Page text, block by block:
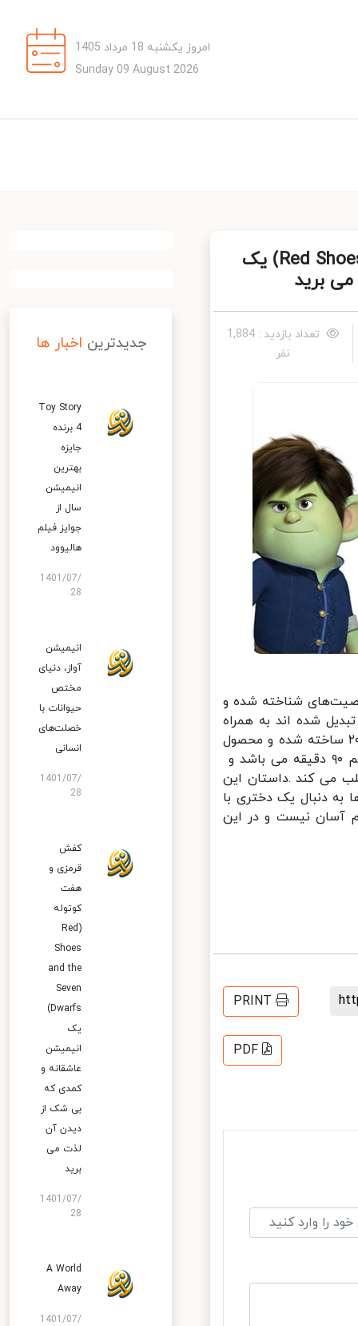
امروز یکشنبه 18 مرداد 1405
Sunday 09 August 2026
کفش قرمزی و هفت کوتوله (Red Shoes and the Seven Dwarfs) یک
برید
تعداد بازدید : 1,884
نفر
شناخته شده و
شده اند به همراه
دوستان خود به مبارزه علیه افراد شرور می‌پردازند.این انیمیشن در سال ۲۰۱۹ ساخته شده و محصول
کشور کره جنوبی است و ژانر آن عاشقانه،کمدی است، مدت زمان این فیلم ۹۰ دقیقه می باشد و
می کند .داستان این
دنبال یک دختری با
آسان نیست و در این
PRINT
PDF
جدیدترین اخبار ها
Toy Story
4 برنده
جایزه
بهترین
انیمیشن
سال از
جوایز فیلم
هالیوود
1401/07/
28
انیمیشن
آواز، دنیای
مختص
حیوانات با
خصلت‌های
انسانی
1401/07/
28
کفش
قرمزی و
هفت
کوتوله
(Red
Shoes
and the
Seven
Dwarfs)
یک
انیمیشن
عاشقانه و
کمدی که
بی شک از
دیدن آن
لذت می
برید
1401/07/
28
A World
Away
1401/07/